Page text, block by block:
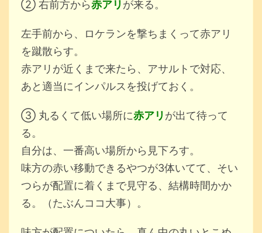
② 右前方から赤アリ が来る。
左手前から、ロケランを撃ちまくって赤アリ
を蹴散らす。
赤アリが近くまで来たら、アサルトで対応、
あと適当にインパルスを投げておく。
③ 丸るくて低い場所に赤アリ が出て待って
る。
自分は、一番高い場所から見下ろす。
味方の赤い移動できるやつが3体いてて、そい
つらが配置に着くまで見守る、結構時間かか
る。（たぶんココ大事）。